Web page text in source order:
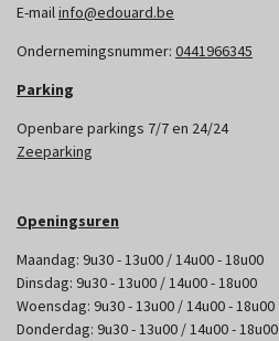
E-mailinfo@edouard.be
Ondernemingsnummer: 0441966345
Parking
Openbare parkings 7/7 en 24/24
Zeeparking
Openingsuren
Maandag: 9u30 - 13u00 / 14u00 - 18u00
Dinsdag: 9u30 - 13u00 / 14u00 - 18u00
Woensdag: 9u30 - 13u00 / 14u00 - 18u00
Donderdag: 9u30 - 13u00 / 14u00 - 18u00